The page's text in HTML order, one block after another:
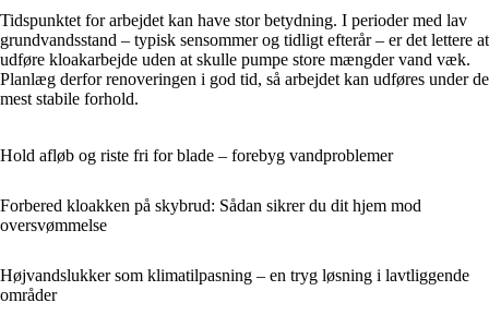
Tidspunktet for arbejdet kan have stor betydning. I perioder med lav
grundvandsstand – typisk sensommer og tidligt efterår – er det lettere at
udføre kloakarbejde uden at skulle pumpe store mængder vand væk.
Planlæg derfor renoveringen i god tid, så arbejdet kan udføres under de
mest stabile forhold.
Hold afløb og riste fri for blade – forebyg vandproblemer
Forbered kloakken på skybrud: Sådan sikrer du dit hjem mod
oversvømmelse
Højvandslukker som klimatilpasning – en tryg løsning i lavtliggende
områder